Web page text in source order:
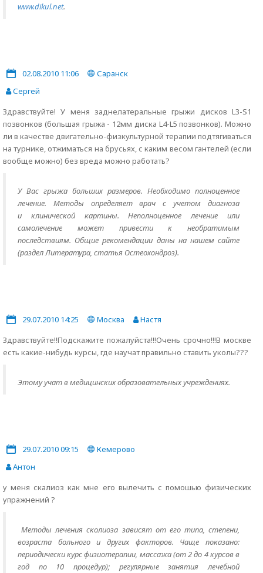
www.dikul.net.
02.08.2010 11:06
Саранск
Сергей
Здравствуйте! У меня заднелатеральные грыжи дисков L3-S1
позвонков (большая грыжа - 12мм диска L4-L5 позвонков). Можно
ли в качестве двигательно-физкультурной терапии подтягиваться
на турнике, отжиматься на брусьях, с каким весом гантелей (если
вообще можно) без вреда можно работать?
У Вас грыжа больших размеров. Необходимо полноценное
лечение. Методы определяет врач с учетом диагноза
и клинической картины. Неполноценное лечение или
самолечение может привести к необратимым
последствиям. Общие рекомендации даны на нашем сайте
(раздел Литература, статья Остеохондроз).
29.07.2010 14:25 Москва
Настя
Здравствуйте!!Подскажите пожалуйста!!!Очень срочно!!!В москве
есть какие-нибудь курсы, где научат правильно ставить уколы???
Этому учат в медицинских образовательных учреждениях.
29.07.2010 09:15
Кемерово
Антон
у меня скалиоз как мне его вылечить с помошью физических
упражнений ?
Методы лечения сколиоза зависят от его типа, степени,
возраста больного и других факторов. Чаще показано:
периодически курс физиотерапии, массажа (от 2 до 4 курсов в
год по 10 процедур); регулярные занятия лечебной